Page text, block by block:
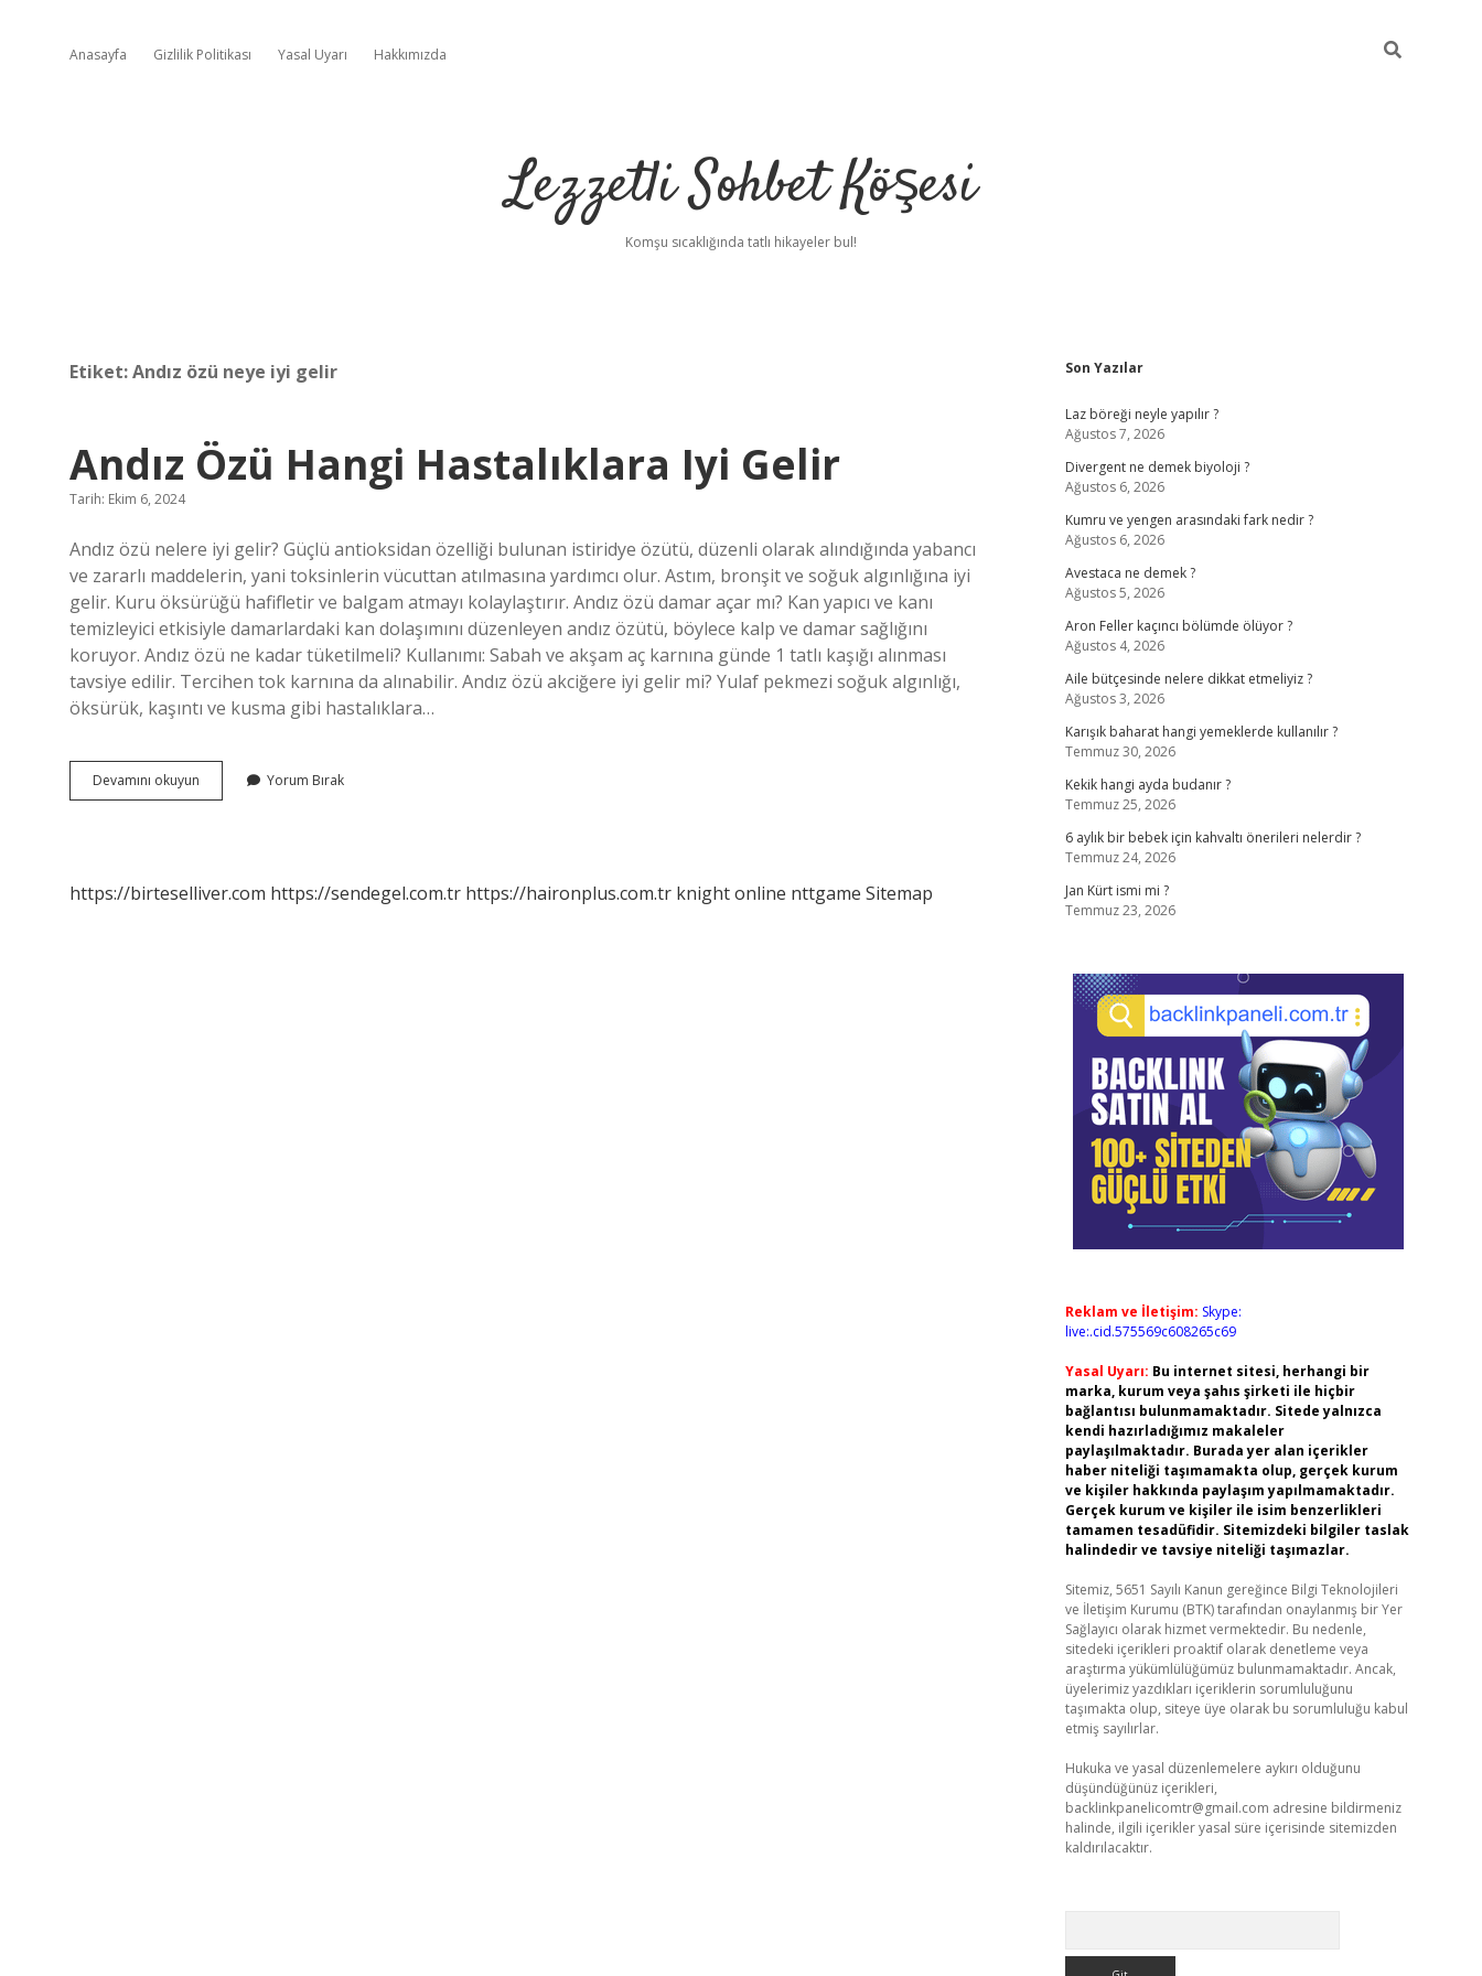
Anasayfa Gizlilik Politikası Yasal Uyarı Hakkımızda
Lezzetli Sohbet Köşesi
Komşu sıcaklığında tatlı hikayeler bul!
Etiket:Andız özü neye iyi gelir
Andız Özü Hangi Hastalıklara Iyi Gelir
Tarih: Ekim 6, 2024
Andız özü nelere iyi gelir? Güçlü antioksidan özelliği bulunan istiridye özütü, düzenli olarak alındığında yabancı
ve zararlı maddelerin, yani toksinlerin vücuttan atılmasına yardımcı olur. Astım, bronşit ve soğuk algınlığına iyi
gelir. Kuru öksürüğü hafifletir ve balgam atmayı kolaylaştırır. Andız özü damar açar mı? Kan yapıcı ve kanı
temizleyici etkisiyle damarlardaki kan dolaşımını düzenleyen andız özütü, böylece kalp ve damar sağlığını
koruyor. Andız özü ne kadar tüketilmeli? Kullanımı: Sabah ve akşam aç karnına günde 1 tatlı kaşığı alınması
tavsiye edilir. Tercihen tok karnına da alınabilir. Andız özü akciğere iyi gelir mi? Yulaf pekmezi soğuk algınlığı,
öksürük, kaşıntı ve kusma gibi hastalıklara…
Devamını okuyun
Özü
Yorum Bırak
https://birteselliver.com https://sendegel.com.tr https://haironplus.com.tr knight online nttgame Sitemap
Sidebar
Son Yazılar
Laz böreği neyle yapılır ?
Ağustos 7, 2026
Divergent ne demek biyoloji ?
Ağustos 6, 2026
Kumru ve yengen arasındaki fark nedir ?
Ağustos 6, 2026
Avestaca ne demek ?
Ağustos 5, 2026
Aron Feller kaçıncı bölümde ölüyor ?
Ağustos 4, 2026
Aile bütçesinde nelere dikkat etmeliyiz ?
Ağustos 3, 2026
Karışık baharat hangi yemeklerde kullanılır ?
Temmuz 30, 2026
Kekik hangi ayda budanır ?
Temmuz 25, 2026
6 aylık bir bebek için kahvaltı önerileri nelerdir ?
Temmuz 24, 2026
Jan Kürt ismi mi ?
Temmuz 23, 2026
Reklam ve İletişim: Skype:
live:.cid.575569c608265c69
Yasal Uyarı: Bu internet sitesi, herhangi bir
marka, kurum veya şahıs şirketi ile hiçbir
bağlantısı bulunmamaktadır. Sitede yalnızca
kendi hazırladığımız makaleler
paylaşılmaktadır. Burada yer alan içerikler
haber niteliği taşımamakta olup, gerçek kurum
ve kişiler hakkında paylaşım yapılmamaktadır.
Gerçek kurum ve kişiler ile isim benzerlikleri
tamamen tesadüfidir. Sitemizdeki bilgiler taslak
halindedir ve tavsiye niteliği taşımazlar.
Sitemiz, 5651 Sayılı Kanun gereğince Bilgi Teknolojileri
ve İletişim Kurumu (BTK) tarafından onaylanmış bir Yer
Sağlayıcı olarak hizmet vermektedir. Bu nedenle,
sitedeki içerikleri proaktif olarak denetleme veya
araştırma yükümlülüğümüz bulunmamaktadır. Ancak,
üyelerimiz yazdıkları içeriklerin sorumluluğunu
taşımakta olup, siteye üye olarak bu sorumluluğu kabul
etmiş sayılırlar.
Hukuka ve yasal düzenlemelere aykırı olduğunu
düşündüğünüz içerikleri,
backlinkpanelicomtr@gmail.com adresine bildirmeniz
halinde, ilgili içerikler yasal süre içerisinde sitemizden
kaldırılacaktır.
vdcasino güncel giriş